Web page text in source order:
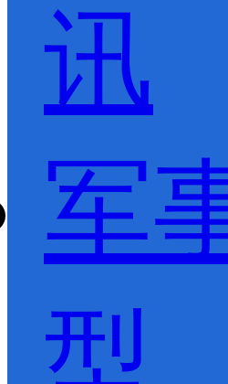
讯
军